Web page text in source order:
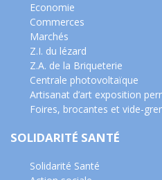
Economie
Commerces
Marchés
Z.I. du lézard
Z.A. de la Briqueterie
Centrale photovoltaïque
Artisanat d’art exposition
Foires, brocantes et vide-
SOLIDARITÉ SANTÉ
Solidarité Santé